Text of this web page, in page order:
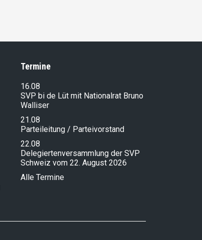
Termine
16.08
SVP bi de Lüt mit Nationalrat Bruno
Walliser
21.08
Parteileitung / Parteivorstand
22.08
Delegiertenversammlung der SVP
Schweiz vom 22. August 2026
Alle Termine